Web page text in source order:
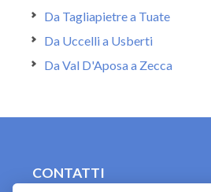
Da Tagliapietre a Tuate
Da Uccelli a Usberti
Da Val D'Aposa a Zecca
CONTATTI